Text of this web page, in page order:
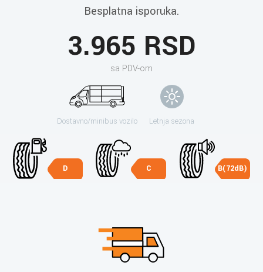
Besplatna isporuka.
3.965 RSD
sa PDV-om
Dostavno/minibus vozilo Letnja sezona
D C B(72dB)